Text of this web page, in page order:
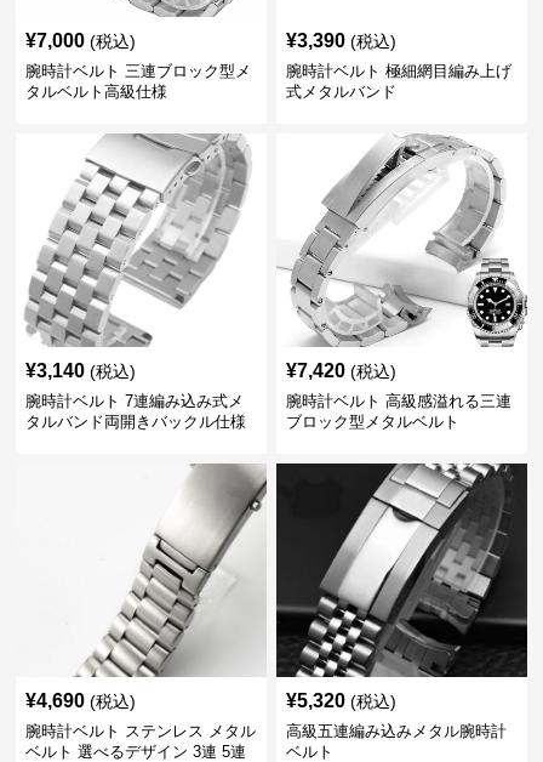
¥7,000 (税込)
腕時計ベルト 三連ブロック型メ
タルベルト高級仕様
¥3,390 (税込)
腕時計ベルト 極細網目編み上げ
式メタルバンド
¥3,140 (税込)
腕時計ベルト 7連編み込み式メ
タルバンド両開きバックル仕様
¥7,420 (税込)
腕時計ベルト 高級感溢れる三連
ブロック型メタルベルト
¥4,690 (税込)
腕時計ベルト ステンレス メタル
ベルト 選べるデザイン 3連 5連
¥5,320 (税込)
高級五連編み込みメタル腕時計
ベルト